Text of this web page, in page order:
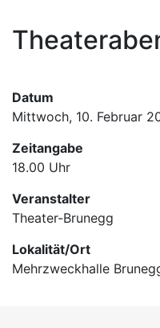
Termine
Datum
Mittwoch, 10. Februar
Zeitangabe
18.00 Uhr
Veranstalter
Theater-Brunegg
Lokalität/Ort
Mehrzweckhalle